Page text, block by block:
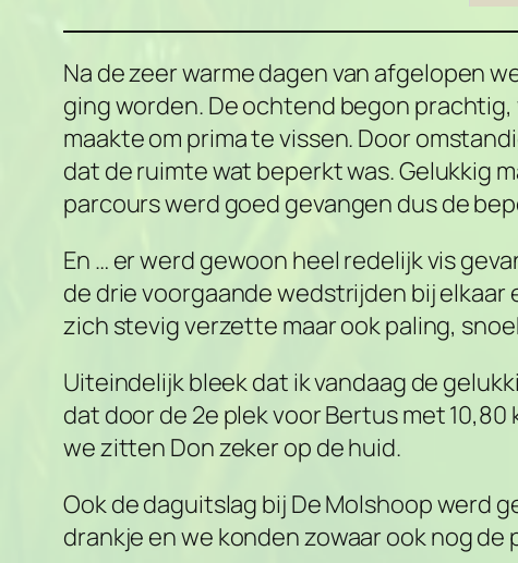
Na de zeer warme dagen van afgelopen
ging worden. De ochtend begon
maakte om prima te vissen. Door
dat de ruimte wat beperkt was. Gelukkig
parcours werd goed gevangen dus de
En … er werd gewoon heel redelijk vis
de drie voorgaande wedstrijden bij
zich stevig verzette maar ook paling,
Uiteindelijk bleek dat ik vandaag de
dat door de 2e plek voor Bertus met
we zitten Don zeker op de huid.
Ook de daguitslag bij De Molshoop werd
drankje en we konden zowaar ook nog